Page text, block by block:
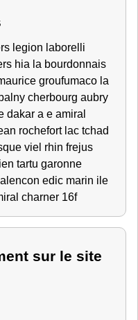
legion laborelli
hia la bourdonnais
groufumaco la
balny cherbourg aubry
dakar a e amiral
rochefort lac tchad
viel rhin frejus
tartu garonne
alencon edic marin ile
charner 16f
sur le site